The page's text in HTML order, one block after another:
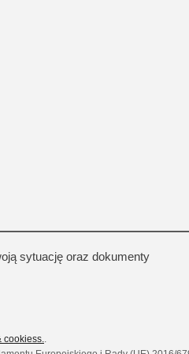
sytuację oraz dokumenty